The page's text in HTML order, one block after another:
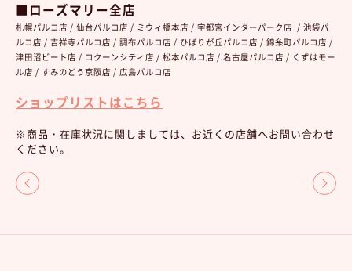
■ローズマリー全店
札幌パルコ店 / 仙台パルコ店 / ミウィ橋本店 / 宇都宮インターパーク店 / 池袋パ
ルコ店 / 吉祥寺パルコ店 / 調布パルコ店 / ひばりが丘パルコ店 / 錦糸町パルコ店 /
津田沼ビート店 / コクーンシティ店 / 松本パルコ店 / 名古屋パルコ店 / くずはモー
ル店 / すみのどう京阪店 / 広島パルコ店
ショップリストはこちら
※商品・在庫状況に関しましては、お近くの店舗へお問い合わせ
ください。